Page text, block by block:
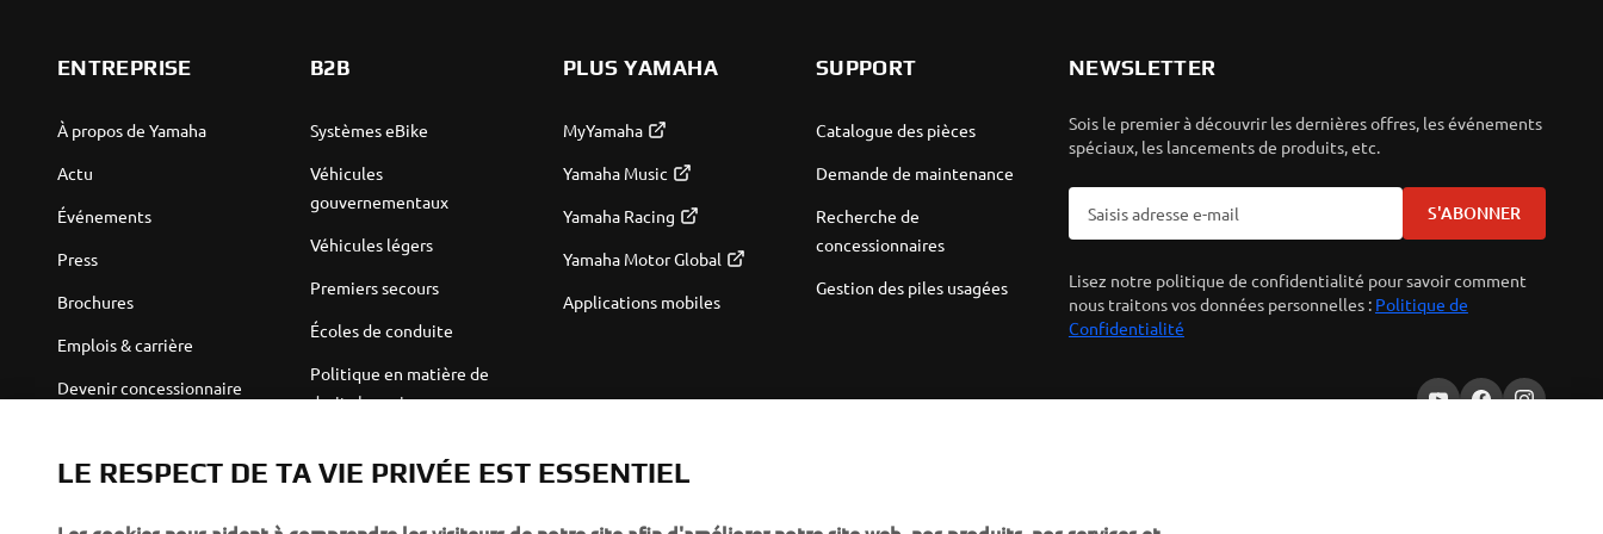
ENTREPRISE
À propos de Yamaha
Actu
Événements
Press
Brochures
Emplois & carrière
Devenir concessionnaire
base
B2B
Systèmes eBike
Véhicules
gouvernementaux
Véhicules légers
Premiers secours
Écoles de conduite
Politique en matière de
droits humains
Partenariats
PLUS YAMAHA
MyYamaha
Yamaha Music
Yamaha Racing
Yamaha Motor Global
Applications mobiles
SUPPORT
Catalogue des pièces
Demande de maintenance
Recherche de
concessionnaires
Gestion des piles usagées
NEWSLETTER
Sois le premier à découvrir les dernières offres, les événements
spéciaux, les lancements de produits, etc.
S'ABONNER
Lisez notre politique de confidentialité pour savoir comment
nous traitons vos données personnelles : Politique de
Confidentialité
LE RESPECT DE TA VIE PRIVÉE EST ESSENTIEL